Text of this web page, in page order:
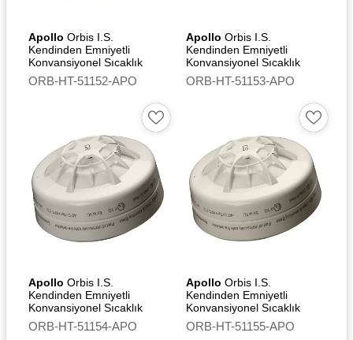
Apollo Orbis I.S.
Kendinden Emniyetli
Konvansiyonel Sıcaklık
Dedektörü (BS) - Flashing
Led
ORB-HT-51152-APO
Apollo Orbis I.S.
Kendinden Emniyetli
Konvansiyonel Sıcaklık
Dedektörü (CR)
ORB-HT-51153-APO
Apollo Orbis I.S.
Kendinden Emniyetli
Konvansiyonel Sıcaklık
Dedektörü (CR) - Flashing
Led
ORB-HT-51154-APO
Apollo Orbis I.S.
Kendinden Emniyetli
Konvansiyonel Sıcaklık
Dedektörü (CS)
ORB-HT-51155-APO